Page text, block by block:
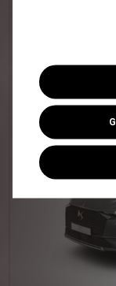
ENTREGA INMEDIATA